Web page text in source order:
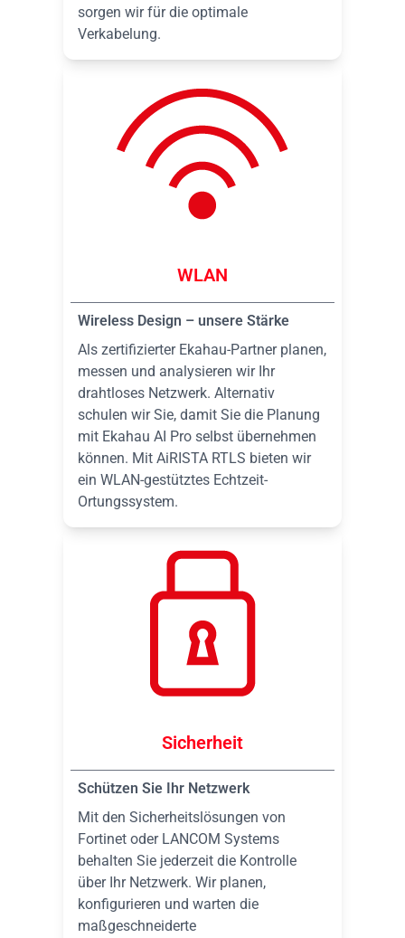
sorgen wir für die optimale
Verkabelung.
WLAN
Wireless Design – unsere Stärke
Als zertifizierter Ekahau-Partner planen,
messen und analysieren wir Ihr
drahtloses Netzwerk. Alternativ
schulen wir Sie, damit Sie die Planung
mit Ekahau AI Pro selbst übernehmen
können. Mit AiRISTA RTLS bieten wir
ein WLAN-gestütztes Echtzeit-
Ortungssystem.
Sicherheit
Schützen Sie Ihr Netzwerk
Mit den Sicherheitslösungen von
Fortinet oder LANCOM Systems
behalten Sie jederzeit die Kontrolle
über Ihr Netzwerk. Wir planen,
konfigurieren und warten die
maßgeschneiderte